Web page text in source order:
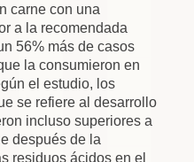
carne con una
a la recomendada
56% más de casos
la consumieron en
el estudio, los
se refiere al desarrollo
incluso superiores a
después de la
residuos ácidos en el